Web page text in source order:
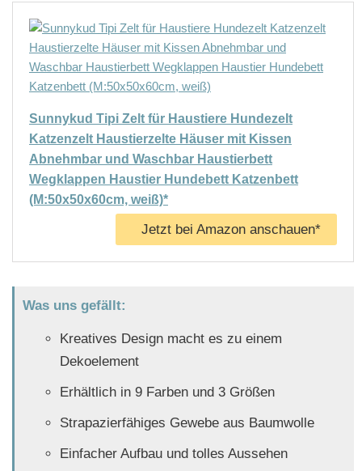
Sunnykud Tipi Zelt für Haustiere Hundezelt
Katzenzelt Haustierzelte Häuser mit Kissen
Abnehmbar und Waschbar Haustierbett
Wegklappen Haustier Hundebett Katzenbett
(M:50x50x60cm, weiß)*
Jetzt bei Amazon anschauen*
Was uns gefällt:
Kreatives Design macht es zu einem
Dekoelement
Erhältlich in 9 Farben und 3 Größen
Strapazierfähiges Gewebe aus Baumwolle
Einfacher Aufbau und tolles Aussehen